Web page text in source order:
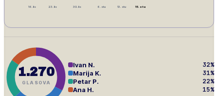
16. lis 23. lis 30. lis 6. stu 13. stu 15. stu
1.270
GLASOVA
Ivan N. 32%
Marija K. 31%
Petar P. 22%
Ana H. 15%